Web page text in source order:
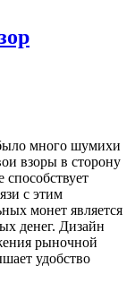
много шумихи
взоры в сторону
способствует
с этим
монет является
денег. Дизайн
рыночной
удобство